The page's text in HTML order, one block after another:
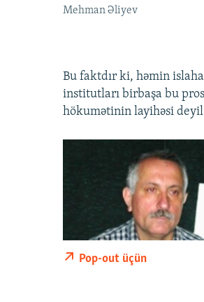
Mehman Əliyev
Bu faktdır ki, həmin
institutları birbaşa bu
hökumətinin layihəsi
Pop-out üçün